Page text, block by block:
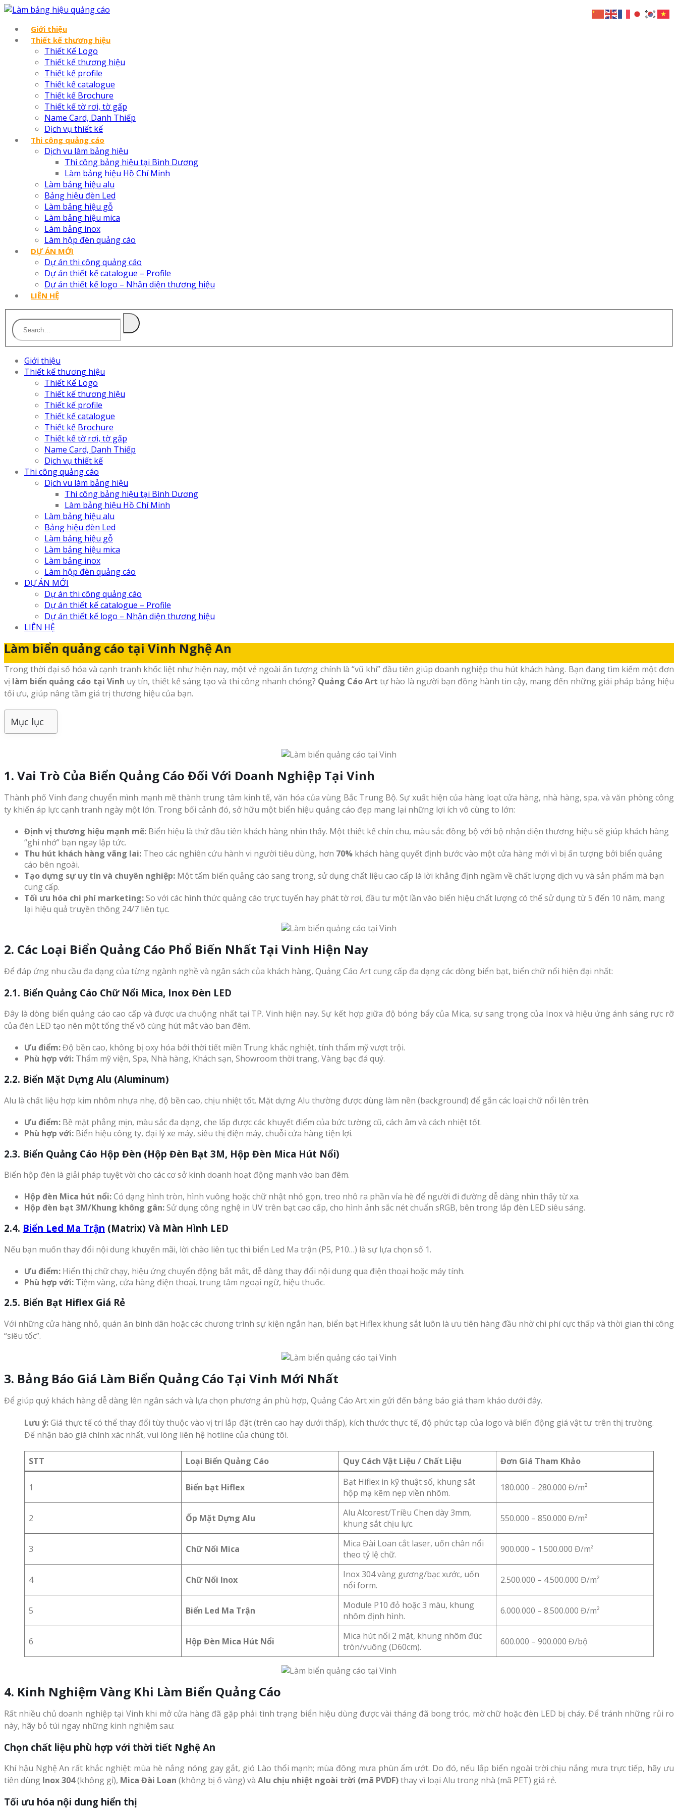
Giới thiệu
Thiết kế thương hiệu
Thiết Kế Logo
Thiết kế thương hiệu
Thiết kế profile
Thiết kế catalogue
Thiết kế Brochure
Thiết kế tờ rơi, tờ gấp
Name Card, Danh Thiếp
Dịch vụ thiết kế
Thi công quảng cáo
Dịch vu làm bảng hiệu
Thi công bảng hiệu tại Bình Dương
Làm bảng hiệu Hồ Chí Minh
Làm bảng hiệu alu
Bảng hiệu đèn Led
Làm bảng hiệu gỗ
Làm bảng hiệu mica
Làm bảng inox
Làm hộp đèn quảng cáo
DỰ ÁN MỚI
Dự án thi công quảng cáo
Dự án thiết kế catalogue – Profile
Dự án thiết kế logo – Nhận diện thương hiệu
LIÊN HỆ
Giới thiệu
Thiết kế thương hiệu
Thiết Kế Logo
Thiết kế thương hiệu
Thiết kế profile
Thiết kế catalogue
Thiết kế Brochure
Thiết kế tờ rơi, tờ gấp
Name Card, Danh Thiếp
Dịch vụ thiết kế
Thi công quảng cáo
Dịch vu làm bảng hiệu
Thi công bảng hiệu tại Bình Dương
Làm bảng hiệu Hồ Chí Minh
Làm bảng hiệu alu
Bảng hiệu đèn Led
Làm bảng hiệu gỗ
Làm bảng hiệu mica
Làm bảng inox
Làm hộp đèn quảng cáo
DỰ ÁN MỚI
Dự án thi công quảng cáo
Dự án thiết kế catalogue – Profile
Dự án thiết kế logo – Nhận diện thương hiệu
LIÊN HỆ
Làm biển quảng cáo tại Vinh Nghệ An
Trong thời đại số hóa và cạnh tranh khốc liệt như hiện nay, một vẻ ngoài ấn tượng chính là “vũ khí” đầu tiên giúp doanh nghiệp thu hút khách hàng. Bạn đang tìm kiếm một đơn
vị làm biển quảng cáo tại Vinh uy tín, thiết kế sáng tạo và thi công nhanh chóng? Quảng Cáo Art tự hào là người bạn đồng hành tin cậy, mang đến những giải pháp bảng hiệu
tối ưu, giúp nâng tầm giá trị thương hiệu của bạn.
Mục lục
1. Vai Trò Của Biển Quảng Cáo Đối Với Doanh Nghiệp Tại Vinh
Thành phố Vinh đang chuyển mình mạnh mẽ thành trung tâm kinh tế, văn hóa của vùng Bắc Trung Bộ. Sự xuất hiện của hàng loạt cửa hàng, nhà hàng, spa, và văn phòng công
ty khiến áp lực cạnh tranh ngày một lớn. Trong bối cảnh đó, sở hữu một biển hiệu quảng cáo đẹp mang lại những lợi ích vô cùng to lớn:
Định vị thương hiệu mạnh mẽ: Biển hiệu là thứ đầu tiên khách hàng nhìn thấy. Một thiết kế chỉn chu, màu sắc đồng bộ với bộ nhận diện thương hiệu sẽ giúp khách hàng
“ghi nhớ” bạn ngay lập tức.
Thu hút khách hàng vãng lai: Theo các nghiên cứu hành vi người tiêu dùng, hơn 70% khách hàng quyết định bước vào một cửa hàng mới vì bị ấn tượng bởi biển quảng
cáo bên ngoài.
Tạo dựng sự uy tín và chuyên nghiệp: Một tấm biển quảng cáo sang trọng, sử dụng chất liệu cao cấp là lời khẳng định ngầm về chất lượng dịch vụ và sản phẩm mà bạn
cung cấp.
Tối ưu hóa chi phí marketing:So với các hình thức quảng cáo trực tuyến hay phát tờ rơi, đầu tư một lần vào biển hiệu chất lượng có thể sử dụng từ 5 đến 10 năm, mang
lại hiệu quả truyền thông 24/7 liên tục.
2. Các Loại Biển Quảng Cáo Phổ Biến Nhất Tại Vinh Hiện Nay
Để đáp ứng nhu cầu đa dạng của từng ngành nghề và ngân sách của khách hàng, Quảng Cáo Art cung cấp đa dạng các dòng biển bạt, biển chữ nổi hiện đại nhất:
2.1. Biển Quảng Cáo Chữ Nổi Mica, Inox Đèn LED
Đây là dòng biển quảng cáo cao cấp và được ưa chuộng nhất tại TP. Vinh hiện nay. Sự kết hợp giữa độ bóng bẩy của Mica, sự sang trọng của Inox và hiệu ứng ánh sáng rực rỡ
của đèn LED tạo nên một tổng thể vô cùng hút mắt vào ban đêm.
Ưu điểm:Độ bền cao, không bị oxy hóa bởi thời tiết miền Trung khắc nghiệt, tính thẩm mỹ vượt trội.
Phù hợp với: Thẩm mỹ viện, Spa, Nhà hàng, Khách sạn, Showroom thời trang, Vàng bạc đá quý.
2.2. Biển Mặt Dựng Alu (Aluminum)
Alu là chất liệu hợp kim nhôm nhựa nhẹ, độ bền cao, chịu nhiệt tốt. Mặt dựng Alu thường được dùng làm nền (background) để gắn các loại chữ nổi lên trên.
Ưu điểm: Bề mặt phẳng mịn, màu sắc đa dạng, che lấp được các khuyết điểm của bức tường cũ, cách âm và cách nhiệt tốt.
Phù hợp với: Biển hiệu công ty, đại lý xe máy, siêu thị điện máy, chuỗi cửa hàng tiện lợi.
2.3. Biển Quảng Cáo Hộp Đèn (Hộp Đèn Bạt 3M, Hộp Đèn Mica Hút Nổi)
Biển hộp đèn là giải pháp tuyệt vời cho các cơ sở kinh doanh hoạt động mạnh vào ban đêm.
Hộp đèn Mica hút nổi:Có dạng hình tròn, hình vuông hoặc chữ nhật nhỏ gọn, treo nhô ra phần vỉa hè để người đi đường dễ dàng nhìn thấy từ xa.
Hộp đèn bạt 3M/Khung không gân:Sử dụng công nghệ in UV trên bạt cao cấp, cho hình ảnh sắc nét chuẩn sRGB, bên trong lắp đèn LED siêu sáng.
2.4. Biển Led Ma Trận (Matrix) Và Màn Hình LED
Nếu bạn muốn thay đổi nội dung khuyến mãi, lời chào liên tục thì biển Led Ma trận (P5, P10…) là sự lựa chọn số 1.
Ưu điểm: Hiển thị chữ chạy, hiệu ứng chuyển động bắt mắt, dễ dàng thay đổi nội dung qua điện thoại hoặc máy tính.
Phù hợp với: Tiệm vàng, cửa hàng điện thoại, trung tâm ngoại ngữ, hiệu thuốc.
2.5. Biển Bạt Hiflex Giá Rẻ
Với những cửa hàng nhỏ, quán ăn bình dân hoặc các chương trình sự kiện ngắn hạn, biển bạt Hiflex khung sắt luôn là ưu tiên hàng đầu nhờ chi phí cực thấp và thời gian thi công
“siêu tốc”.
3. Bảng Báo Giá Làm Biển Quảng Cáo Tại Vinh Mới Nhất
Để giúp quý khách hàng dễ dàng lên ngân sách và lựa chọn phương án phù hợp, Quảng Cáo Art xin gửi đến bảng báo giá tham khảo dưới đây.
Lưu ý:Giá thực tế có thể thay đổi tùy thuộc vào vị trí lắp đặt (trên cao hay dưới thấp), kích thước thực tế, độ phức tạp của logo và biến động giá vật tư trên thị trường.
Để nhận báo giá chính xác nhất, vui lòng liên hệ hotline của chúng tôi.
STT Loại Biển Quảng Cáo Quy Cách Vật Liệu / Chất Liệu Đơn Giá Tham Khảo
1 Biển bạt Hiflex
Bạt Hiflex in kỹ thuật số, khung sắt
hộp mạ kẽm nẹp viền nhôm.
180.000 – 280.000 Đ/m²
2 Ốp Mặt Dựng Alu
Alu Alcorest/Triều Chen dày 3mm,
khung sắt chịu lực.
550.000 – 850.000 Đ/m²
3 Chữ Nổi Mica
Mica Đài Loan cắt laser, uốn chân nổi
theo tỷ lệ chữ.
900.000 – 1.500.000 Đ/m²
4 Chữ Nổi Inox
Inox 304 vàng gương/bạc xước, uốn
nổi form.
2.500.000 – 4.500.000 Đ/m²
5 Biển Led Ma Trận
Module P10 đỏ hoặc 3 màu, khung
nhôm định hình.
6.000.000 – 8.500.000 Đ/m²
6 Hộp Đèn Mica Hút Nổi
Mica hút nổi 2 mặt, khung nhôm đúc
tròn/vuông (D60cm).
600.000 – 900.000 Đ/bộ
4. Kinh Nghiệm Vàng Khi Làm Biển Quảng Cáo
Rất nhiều chủ doanh nghiệp tại Vinh khi mở cửa hàng đã gặp phải tình trạng biển hiệu dùng được vài tháng đã bong tróc, mờ chữ hoặc đèn LED bị cháy. Để tránh những rủi ro
này, hãy bỏ túi ngay những kinh nghiệm sau:
Chọn chất liệu phù hợp với thời tiết Nghệ An
Khí hậu Nghệ An rất khắc nghiệt: mùa hè nắng nóng gay gắt, gió Lào thổi mạnh; mùa đông mưa phùn ẩm ướt. Do đó, nếu lắp biển ngoài trời chịu nắng mưa trực tiếp, hãy ưu
tiên dùng Inox 304(không gỉ), Mica Đài Loan (không bị ố vàng) và Alu chịu nhiệt ngoài trời (mã PVDF)thay vì loại Alu trong nhà (mã PET) giá rẻ.
Tối ưu hóa nội dung hiển thị